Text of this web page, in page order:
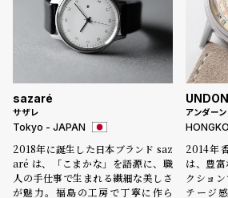
sazaré
サザレ
Tokyo - JAPAN
2018年に誕生した日本ブランド saz
aré は、「こまかな」を語源に、職
人の手仕事で生まれる繊細な美しさ
が魅力。福島の工房で丁寧に作ら
アンダーン
2014年
は、豊
クショ
テージ